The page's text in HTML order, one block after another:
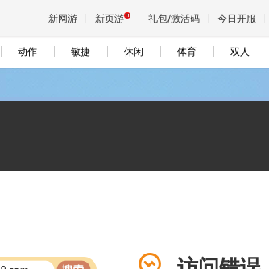
新网游 新页游 礼包/激活码 今日开服
动作 敏捷 休闲 体育 双人